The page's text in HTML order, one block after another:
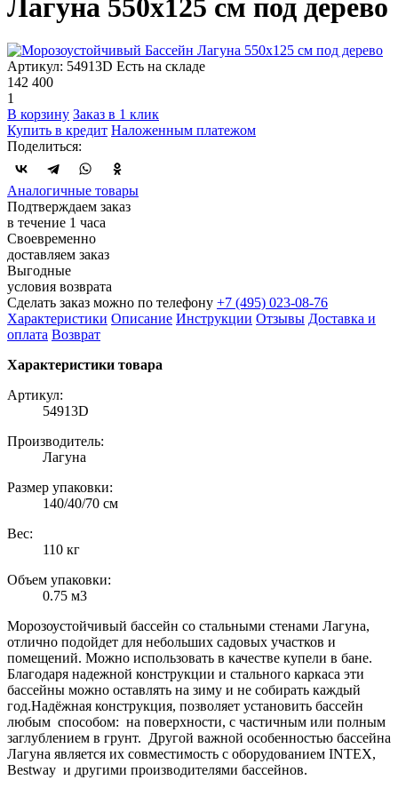
Лагуна 550х125 см под дерево
Артикул: 54913D Есть на складе
142 400
1
В корзину Заказ в 1 клик
Купить в кредит Наложенным платежом
Поделиться:
Аналогичные товары
Подтверждаем заказ
в течение 1 часа
Своевременно
доставляем заказ
Выгодные
условия возврата
Сделать заказ можно по телефону +7 (495) 023-08-76
Характеристики Описание Инструкции Отзывы Доставка и
оплата Возврат
Характеристики товара
Артикул:
54913D
Производитель:
Лагуна
Размер упаковки:
140/40/70 см
Вес:
110 кг
Объем упаковки:
0.75 м3
Морозоустойчивый бассейн со стальными стенами Лагуна,
отлично подойдет для небольших садовых участков и
помещений. Можно использовать в качестве купели в бане.
Благодаря надежной конструкции и стального каркаса эти
бассейны можно оставлять на зиму и не собирать каждый
год.Надёжная конструкция, позволяет установить бассейн
любым способом: на поверхности, с частичным или полным
заглублением в грунт. Другой важной особенностью бассейна
Лагуна является их совместимость с оборудованием INTEX,
Bestway и другими производителями бассейнов.